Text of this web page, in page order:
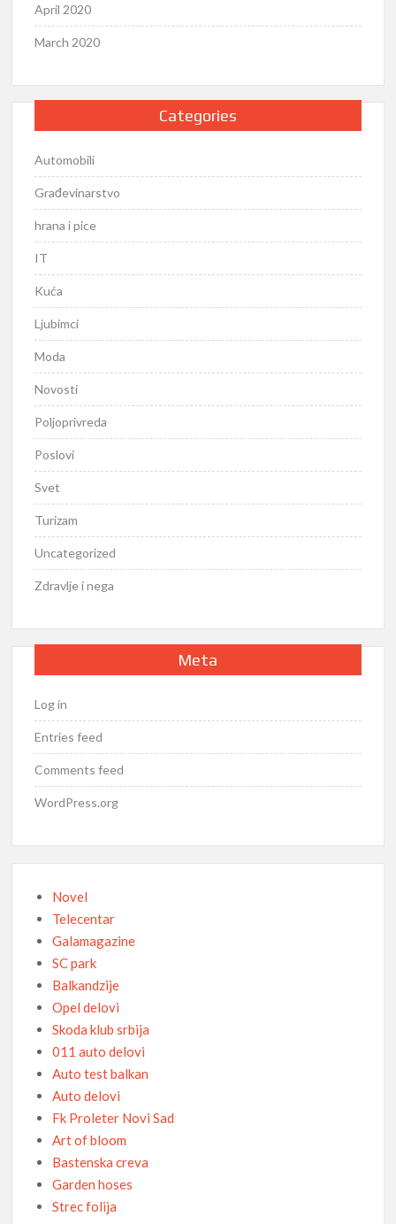
April 2020
March 2020
Categories
Automobili
Građevinarstvo
hrana i pice
IT
Kuća
Ljubimci
Moda
Novosti
Poljoprivreda
Poslovi
Svet
Turizam
Uncategorized
Zdravlje i nega
Meta
Log in
Entries feed
Comments feed
WordPress.org
Novel
Telecentar
Galamagazine
SC park
Balkandzije
Opel delovi
Skoda klub srbija
011 auto delovi
Auto test balkan
Auto delovi
Fk Proleter Novi Sad
Art of bloom
Bastenska creva
Garden hoses
Strec folija